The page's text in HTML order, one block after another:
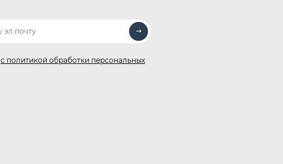
с политикой обработки персональных